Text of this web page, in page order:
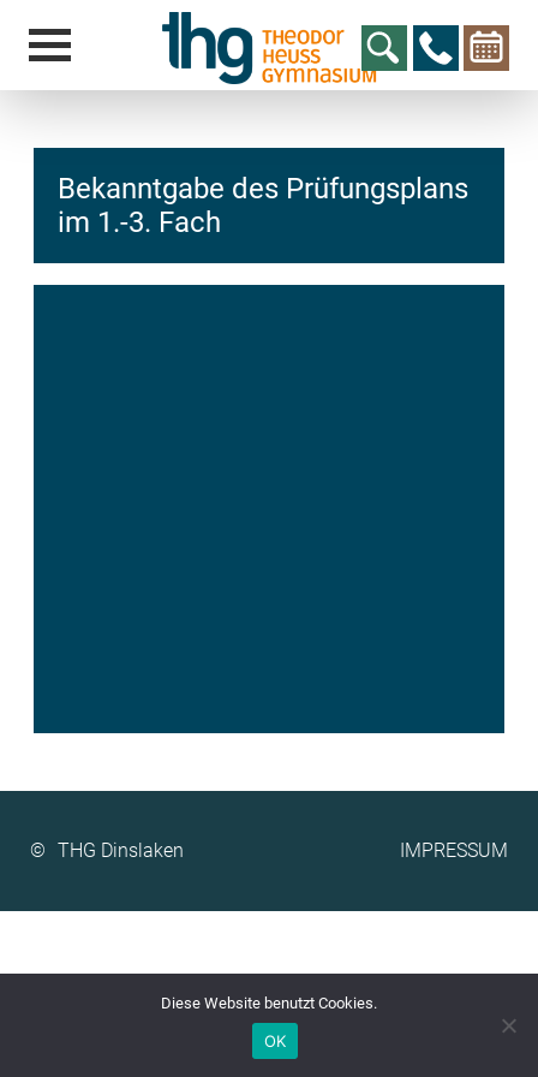
ed.ne
kalsn
id-gh
t@elu
hcs
Bekanntgabe des Prüfungsplans
im 1.-3. Fach
© IMPRESSUM
Diese Website benutzt Cookies.
OK